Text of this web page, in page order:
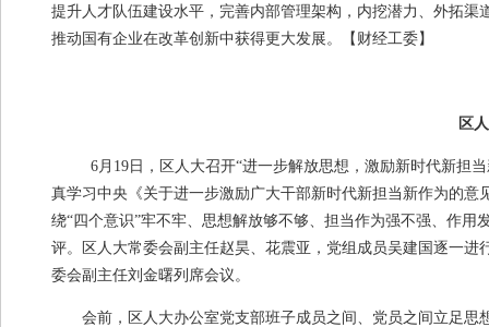
提升人才队伍建设水平，完善内部管理架构，内挖潜力、外拓
推动国有企业在改革创新中获得更大发展。
【财经工委】
区
6月 19日，区人大召开“进一步解放思想，激励新时代新担
真学习中央《关于进一步激励广大干部新时代新担当新作为的
绕“四个意识”牢不牢、思想解放够不够、担当作为强不强、作
评。区人大常委会副主任赵昊、花震亚，党组成员吴建国逐一
委会副主任刘金曙列席会议。
会前，区人大办公室党支部班子成员之间、党员之间立足